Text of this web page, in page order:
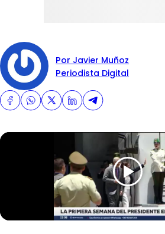
Por Javier Muñoz
Periodista Digital